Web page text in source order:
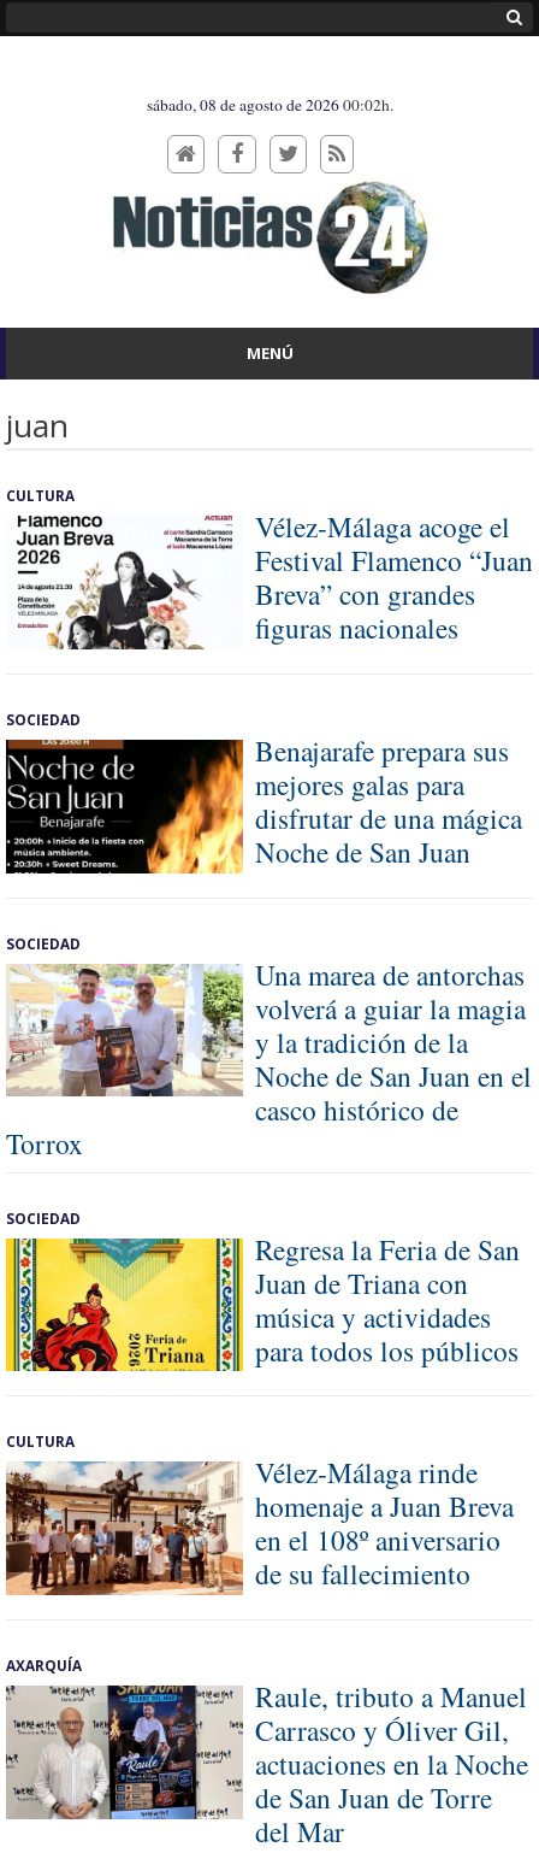
sábado, 08 de agosto de 202600:02h.
MENÚ
juan
CULTURA
Vélez-Málaga acoge el
Festival Flamenco “Juan
Breva” con grandes
figuras nacionales
SOCIEDAD
Benajarafe prepara sus
mejores galas para
disfrutar de una mágica
Noche de San Juan
SOCIEDAD
Una marea de antorchas
volverá a guiar la magia
y la tradición de la
Noche de San Juan en el
casco histórico de
Torrox
SOCIEDAD
Regresa la Feria de San
Juan de Triana con
música y actividades
para todos los públicos
CULTURA
Vélez-Málaga rinde
homenaje a Juan Breva
en el 108º aniversario
de su fallecimiento
AXARQUÍA
Raule, tributo a Manuel
Carrasco y Óliver Gil,
actuaciones en la Noche
de San Juan de Torre
del Mar